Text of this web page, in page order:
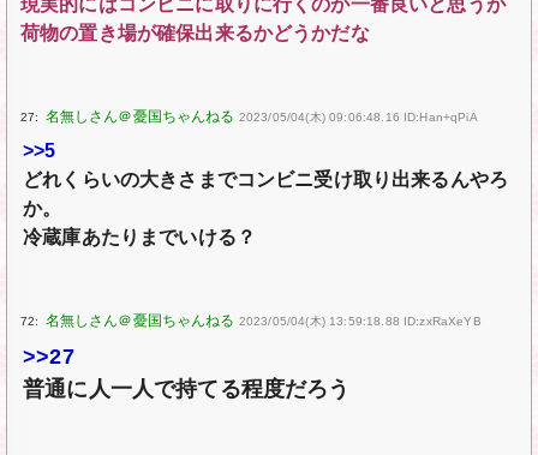
現実的にはコンビニに取りに行くのが一番良いと思うが
荷物の置き場が確保出来るかどうかだな
27: 2023/05/04(木) 09:06:48.16 ID:Han+qPiA
>>5
どれくらいの大きさまでコンビニ受け取り出来るんやろ
か。
冷蔵庫あたりまでいける？
72: 2023/05/04(木) 13:59:18.88 ID:zxRaXeYB
>>27
普通に人一人で持てる程度だろう